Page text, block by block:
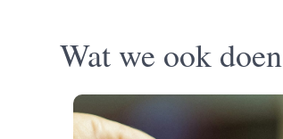
Wat we ook doen